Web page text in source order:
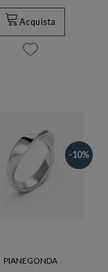
Acquista
-10%
PIANEGONDA